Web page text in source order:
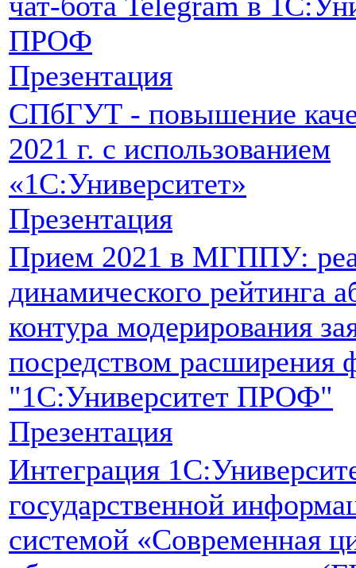
ПРОФ
Презентация
СПбГУТ - повышение
2021 г. с использованием
«1С:Университет»
Презентация
Прием 2021 в МГППУ:
динамического рейтинга
контура модерирования
посредством расширения
"1С:Университет ПРОФ"
Презентация
Интеграция
государственной
системой «Современная